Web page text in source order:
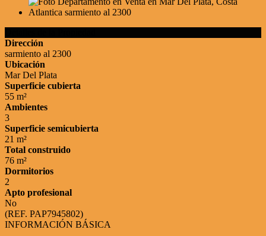
Dirección
sarmiento al 2300
Ubicación
Mar Del Plata
Superficie cubierta
55 m²
Ambientes
3
Superficie semicubierta
21 m²
Total construido
76 m²
Dormitorios
2
Apto profesional
No
(REF. PAP7945802)
INFORMACIÓN BÁSICA